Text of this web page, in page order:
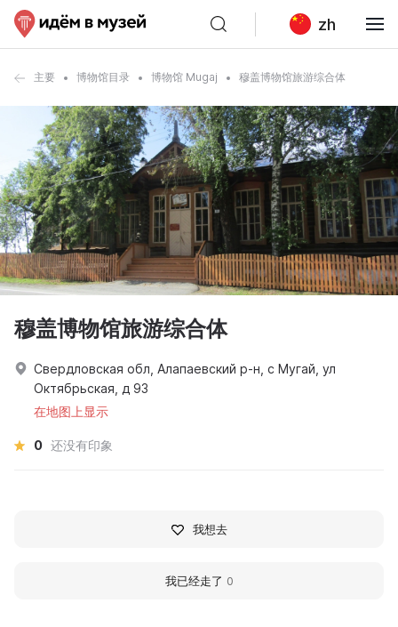
zh
主要 博物馆目录 博物馆 Mugaj 穆盖博物馆旅游综合体
穆盖博物馆旅游综合体
Свердловская обл, Алапаевский р-н, с Мугай, ул
Октябрьская, д 93
在地图上显示
0 还没有印象
我想去
我已经走了 0